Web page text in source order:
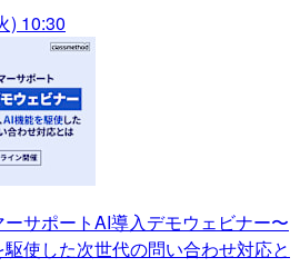
) 10:30
ーサポートAI導入デモウェビナー〜
使した次世代の問い合わせ対応と